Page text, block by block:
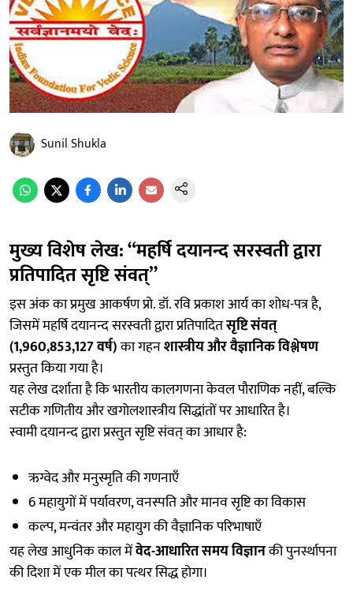
Sunil Shukla
मुख्य विशेष लेख: “महर्षि दयानन्द सरस्वती द्वारा
प्रतिपादित सृष्टि संवत्”
इस अंक का प्रमुख आकर्षण प्रो. डॉ. रवि प्रकाश आर्य का शोध-पत्र है,
जिसमें महर्षि दयानन्द सरस्वती द्वारा प्रतिपादितसृष्टि संवत्
(1,960,853,127 वर्ष)का गहनशास्त्रीय और वैज्ञानिक विश्लेषण
प्रस्तुत किया गया है।
यह लेख दर्शाता है कि भारतीय कालगणना केवल पौराणिक नहीं, बल्कि
सटीक गणितीय और खगोलशास्त्रीय सिद्धांतों पर आधारित है।
स्वामी दयानन्द द्वारा प्रस्तुत सृष्टि संवत् का आधार है:
ऋग्वेद और मनुस्मृति की गणनाएँ
6 महायुगों में पर्यावरण, वनस्पति और मानव सृष्टि का विकास
कल्प, मन्वंतर और महायुग की वैज्ञानिक परिभाषाएँ
यह लेख आधुनिक काल मेंवेद-आधारित समय विज्ञानकी पुनर्स्थापना
की दिशा में एक मील का पत्थर सिद्ध होगा।